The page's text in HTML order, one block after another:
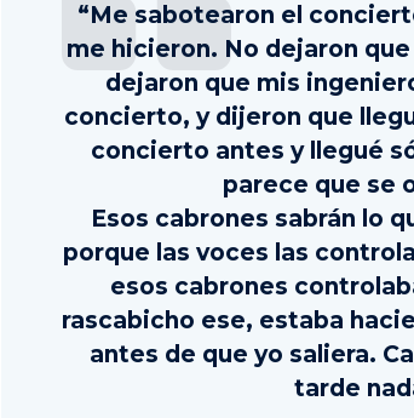
“Me sabotearon el
me hicieron. No dejaron
dejaron que mis
concierto, y dijeron que
concierto antes y llegué
parece que se
Esos cabrones sabrán lo
porque las voces las
esos cabrones
rascabicho ese, estaba
antes de que yo saliera.
tarde